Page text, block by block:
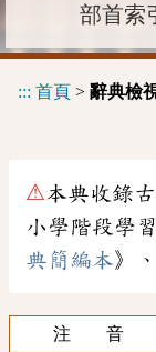
部首索引
::: 首頁 > 辭典檢
⚠本典收錄
小學階段學
典簡編本》
注 音